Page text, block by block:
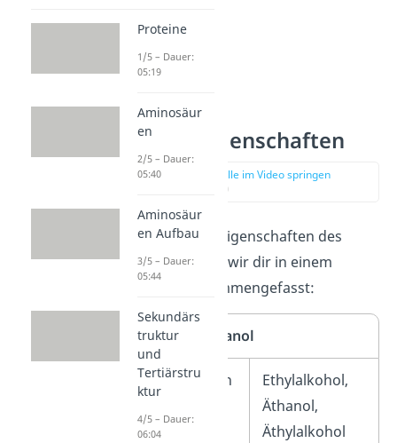
Ethanol Eigenschaften
zur Stelle im Video springen
(00:56)
Einige wichtige Eigenschaften des
Alkoholshaben wir dir in einem
Steckbrief zusammengefasst:
Steckbrief Ethanol
Weitere Namen
Ethylalkohol,
Äthanol,
Äthylalkohol
Proteine
1/5 – Dauer:
05:19
Aminosäur
en
2/5 – Dauer:
05:40
Aminosäur
en Aufbau
3/5 – Dauer:
05:44
Sekundärs
truktur
und
Tertiärstru
ktur
4/5 – Dauer:
06:04